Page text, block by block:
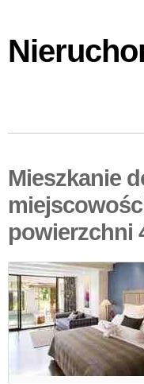
Mieszkanie
powierzchni